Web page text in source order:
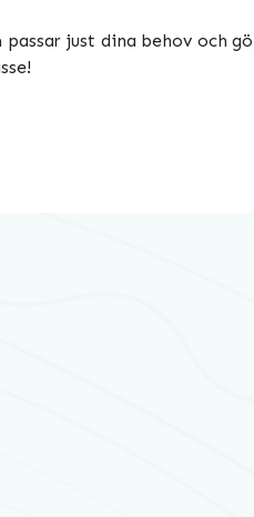
just dina behov och